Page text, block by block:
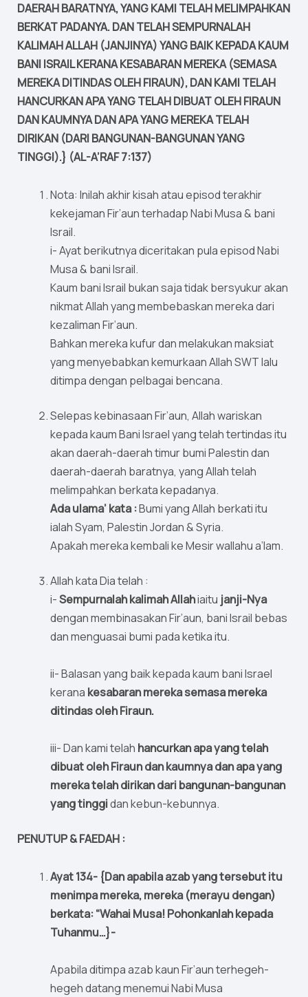
DAERAH BARATNYA, YANG KAMI TELAH MELIMPAHKAN
BERKAT PADANYA. DAN TELAH SEMPURNALAH
KALIMAH ALLAH (JANJINYA) YANG BAIK KEPADA KAUM
BANI ISRAIL KERANA KESABARAN MEREKA (SEMASA
MEREKA DITINDAS OLEH FIRAUN), DAN KAMI TELAH
HANCURKAN APA YANG TELAH DIBUAT OLEH FIRAUN
DAN KAUMNYA DAN APA YANG MEREKA TELAH
DIRIKAN (DARI BANGUNAN-BANGUNAN YANG
TINGGI).} (AL-A’RAF 7:137)
Nota: Inilah akhir kisah atau episod terakhir
kekejaman Fir’aun terhadap Nabi Musa & bani
Israil.
i- Ayat berikutnya diceritakan pula episod Nabi
Musa & bani Israil.
Kaum bani Israil bukan saja tidak bersyukur akan
nikmat Allah yang membebaskan mereka dari
kezaliman Fir’aun.
Bahkan mereka kufur dan melakukan maksiat
yang menyebabkan kemurkaan Allah SWT lalu
ditimpa dengan pelbagai bencana.
Selepas kebinasaan Fir’aun, Allah wariskan
kepada kaum Bani Israel yang telah tertindas itu
akan daerah-daerah timur bumi Palestin dan
daerah-daerah baratnya, yang Allah telah
melimpahkan berkata kepadanya.
Ada ulama’ kata :Bumi yang Allah berkati itu
ialah Syam, Palestin Jordan & Syria.
Apakah mereka kembali ke Mesir wallahu a’lam.
Allah kata Dia telah :
i-Sempurnalah kalimah Allahiaitu janji-Nya
dengan membinasakan Fir’aun, bani Israil bebas
dan menguasai bumi pada ketika itu.
ii- Balasan yang baik kepada kaum bani Israel
kerana kesabaran mereka semasa mereka
ditindas oleh Firaun.
iii- Dan kami telah hancurkan apa yang telah
dibuat oleh Firaun dan kaumnya dan apa yang
mereka telah dirikan dari bangunan-bangunan
yang tinggidan kebun-kebunnya.
PENUTUP & FAEDAH :
Ayat 134- {Dan apabila azab yang tersebut itu
menimpa mereka, mereka (merayu dengan)
berkata: “Wahai Musa! Pohonkanlah kepada
Tuhanmu…}-
Apabila ditimpa azab kaun Fir’aun terhegeh-
hegeh datang menemui Nabi Musa